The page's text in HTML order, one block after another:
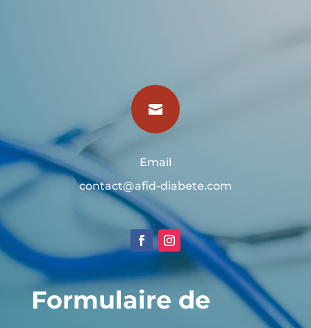

Email
contact@afid-diabete.com
Formulaire de